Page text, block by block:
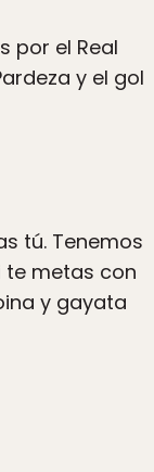
por el Real
y el gol
tú. Tenemos
te metas con
y gayata